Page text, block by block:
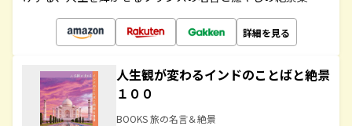
詳細を見る
人生観が変わるインドのことばと絶景
１００
BOOKS 旅の名言＆絶景